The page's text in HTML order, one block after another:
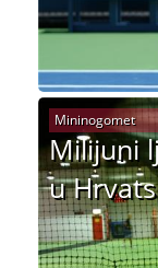
Milijuni
u
Mininogomet